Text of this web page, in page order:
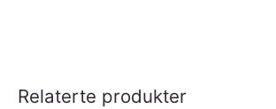
Relaterte produkter